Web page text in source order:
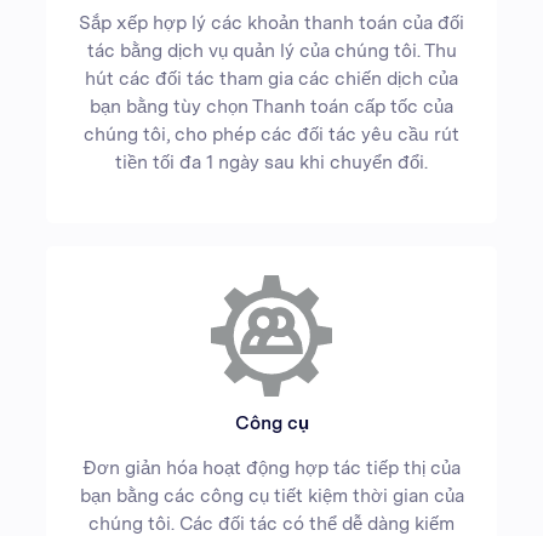
Sắp xếp hợp lý các khoản thanh toán của đối
tác bằng dịch vụ quản lý của chúng tôi. Thu
hút các đối tác tham gia các chiến dịch của
bạn bằng tùy chọn Thanh toán cấp tốc của
chúng tôi, cho phép các đối tác yêu cầu rút
tiền tối đa 1 ngày sau khi chuyển đổi.
Công cụ
Đơn giản hóa hoạt động hợp tác tiếp thị của
bạn bằng các công cụ tiết kiệm thời gian của
chúng tôi. Các đối tác có thể dễ dàng kiếm